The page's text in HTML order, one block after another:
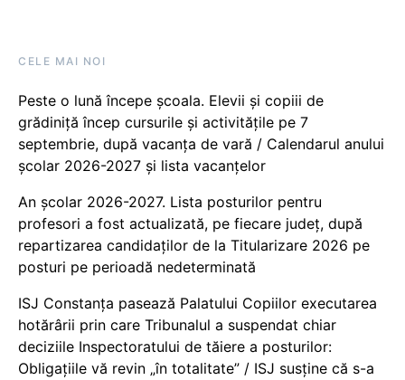
CELE MAI NOI
Peste o lună începe școala. Elevii și copiii de
grădiniță încep cursurile și activitățile pe 7
septembrie, după vacanța de vară / Calendarul anului
școlar 2026-2027 și lista vacanțelor
An școlar 2026-2027. Lista posturilor pentru
profesori a fost actualizată, pe fiecare județ, după
repartizarea candidaților de la Titularizare 2026 pe
posturi pe perioadă nedeterminată
ISJ Constanța pasează Palatului Copiilor executarea
hotărârii prin care Tribunalul a suspendat chiar
deciziile Inspectoratului de tăiere a posturilor:
Obligațiile vă revin „în totalitate” / ISJ susține că s-a